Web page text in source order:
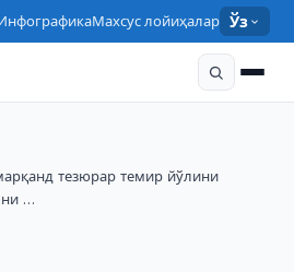
Махсус лойиҳалар Ўз
тезюрар темир йўлини
…